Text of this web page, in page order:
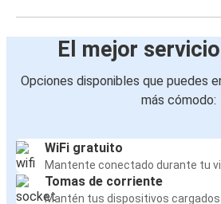
El mejor
Opciones disponibles que puedes
más cómodo:
WiFi gratuito
Mantente conectado durante tu
Tomas de corriente
Mantén tus dispositivos